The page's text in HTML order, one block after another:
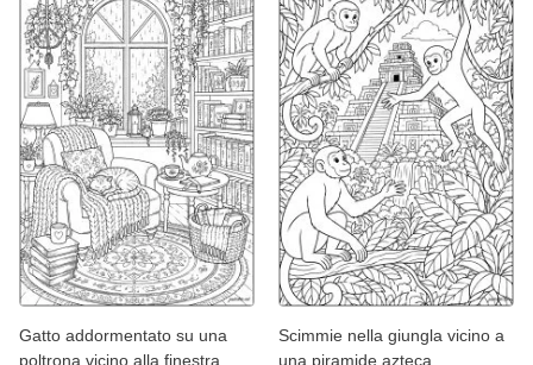
Gatto addormentato su una
poltrona vicino alla finestra
Scimmie nella giungla vicino a
una piramide azteca